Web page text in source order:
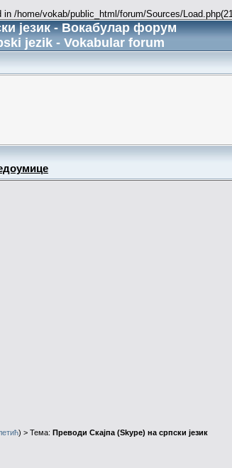
/home/vokab/public_html/forum/Sources/
језик - Вокабулар форум
jezik - Vokabular forum
) > Тема: Преводи Скајпа (Skype) на српски језик